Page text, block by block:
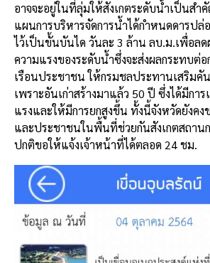
อาจจะอยู่ในที่ลุ่มให้สังเกตระดับน้ำเป็นสำ
แผนการบริหารจัดการน้ำได้กำหนดดารป
ไว้เป็นขั้นบันได วันละ 3 ล้าน ลบ.ม.เพื่อล
ความแรงของระดับน้ำซึ่งจะส่งผลกระทบต่
เรือนประชาชน ให้กรมชลประทานเสริม
เพราะอันเก่าสร้างมาแล้ว 50 ปี ซึ่งได้มีกา
แรงและให้มีการยกสูงขึ้น ทั้งนี้จังหวัดยังค
และประชาชนในพื้นที่ช่วยกันสังเกตสถาน
ปกติขอให้แจ้งเจ้าหน้าที่ได้ตลอด 24 ชม.